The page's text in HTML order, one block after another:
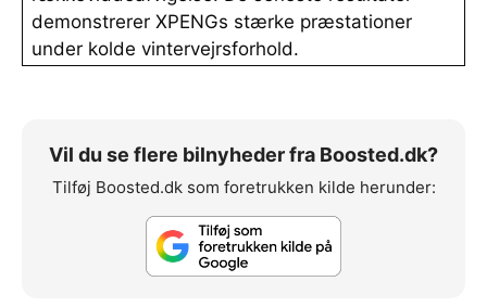
demonstrerer XPENGs stærke præstationer
under kolde vintervejrsforhold.
Vil du se flere bilnyheder fra Boosted.dk?
Tilføj Boosted.dk som foretrukken kilde herunder: